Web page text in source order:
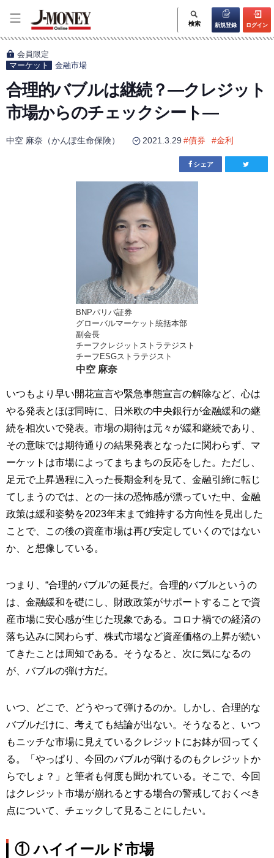
検索 新規登録 ログイン
会員限定
マーケット
金融市場
合理的バブルは継続？―クレジット
市場からのチェックシート―
中空 麻奈（かんぽ生命保険） 2021.3.29 #債券 #金利
シェア
BNPパリバ証券
グローバルマーケット統括本部
副会長
チーフクレジットストラテジスト
チーフESGストラテジスト
中空 麻奈
いつもより早い開花宣言や緊急事態宣言の解除など、心は
やる発表とほぼ同時に、日米欧の中央銀行が金融緩和の継
続を相次いで発表。市場の期待は元々が緩和継続であり、
その意味では期待通りの結果発表となったに関わらず、マ
ーケットは市場によってまちまちの反応をした。ただし、
足元で上昇過程に入った長期金利を見て、金融引締に転じ
てしまうのでは、との一抹の恐怖感が漂っていた中、金融
政策は緩和姿勢を2023年末まで維持する方向性を見出した
ことで、この後の資産市場は再び安定していくのではない
か、と想像している。
つまり、“合理的バブル”の延長だ。合理的バブルというの
は、金融緩和を礎にし、財政政策がサポートすることで資
産市場に安心感が生じた現象である。コロナ禍での経済の
落ち込みに関わらず、株式市場など資産価格の上昇が続い
てきたことは周知である。そうなると、次に気になるの
が、バブルの弾け方だ。
いつ、どこで、どうやって弾けるのか。しかし、合理的な
バブルだけに、考えても結論が出ない。そうなると、いつ
もニッチな市場に見えているクレジットにお鉢が回ってく
る。「やっぱり、今回のバブルが弾けるのもクレジットか
らでしょ？」と筆者も何度も聞かれている。そこで、今回
はクレジット市場が崩れるとする場合の警戒しておくべき
点について、チェックして見ることにしたい。
① ハイイールド市場